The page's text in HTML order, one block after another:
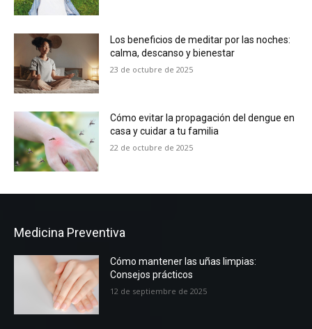
Los beneficios de meditar por las noches:
calma, descanso y bienestar
23 de octubre de 2025
Cómo evitar la propagación del dengue en
casa y cuidar a tu familia
22 de octubre de 2025
Medicina Preventiva
Cómo mantener las uñas limpias:
Consejos prácticos
12 de septiembre de 2025